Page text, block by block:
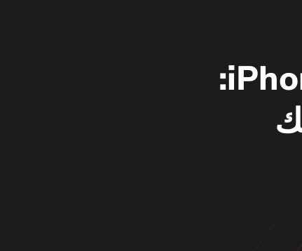
ماسح ضوئي الشبكة لأجهزة iPhone: